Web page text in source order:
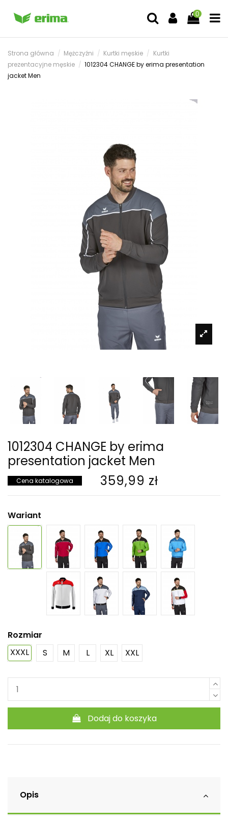
0
Strona główna Mężczyźni Kurtki męskie
Kurtki
prezentacyjne męskie
1012304 CHANGE by erima presentation
jacket Men
1012304 CHANGE by erima
presentation jacket Men
Cena katalogowa 359,99 zł
Wariant
Rozmiar
XXXL
S M L XL XXL
Dodaj do koszyka
Opis